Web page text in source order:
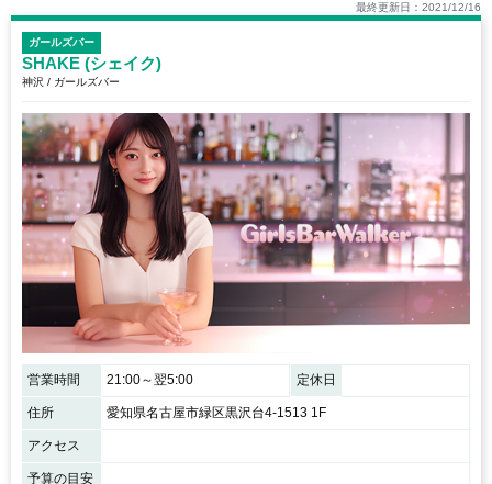
最終更新日：2021/12/16
ガールズバー
SHAKE (シェイク)
神沢 / ガールズバー
営業時間 21:00～翌5:00 定休日
住所 愛知県名古屋市緑区黒沢台4-1513 1F
アクセス
予算の目安